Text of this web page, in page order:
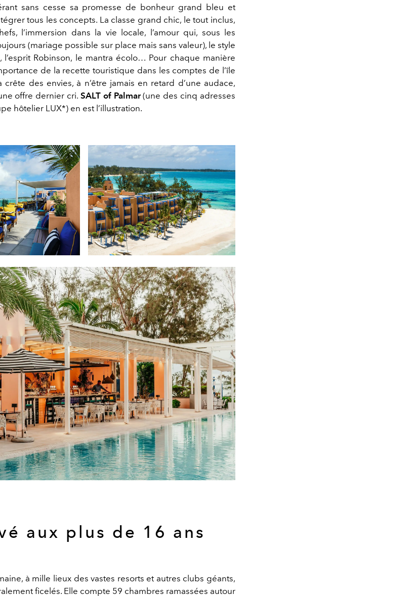
sans cesse sa promesse de bonheur grand bleu et
tous les concepts. La classe grand chic, le tout inclus,
l’immersion dans la vie locale, l’amour qui, sous les
(mariage possible sur place mais sans valeur), le style
Robinson, le mantra écolo… Pour chaque manière
de la recette touristique dans les comptes de l’île
crête des envies, à n’être jamais en retard d’une audace,
offre dernier cri. SALT of Palmar(une des cinq adresses
hôtelier LUX*) en est l’illustration.
aux plus de 16 ans
à mille lieux des vastes resorts et autres clubs géants,
ficelés. Elle compte 59 chambres ramassées autour